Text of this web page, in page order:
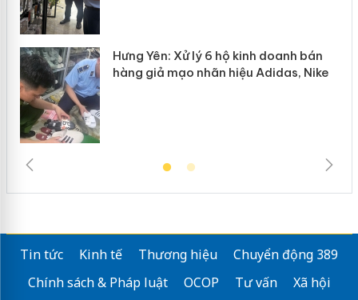
Hưng Yên: Xử lý 6 hộ kinh doanh bán
hàng giả mạo nhãn hiệu Adidas, Nike
Tin tức Kinh tế Thương hiệu
Chuyển động 389
Chính sách & Pháp luật
OCOP Tư vấn
Xã hội